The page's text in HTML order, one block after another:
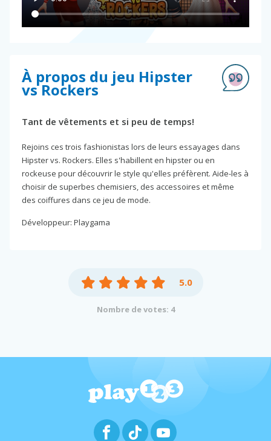
À propos du jeu Hipster
vs Rockers
Tant de vêtements et si peu de temps!
Rejoins ces trois fashionistas lors de leurs essayages dans
Hipster vs. Rockers. Elles s'habillent en hipster ou en
rockeuse pour découvrir le style qu'elles préfèrent. Aide-les à
choisir de superbes chemisiers, des accessoires et même
des coiffures dans ce jeu de mode.
Développeur: Playgama
5.0
Nombre de votes: 4